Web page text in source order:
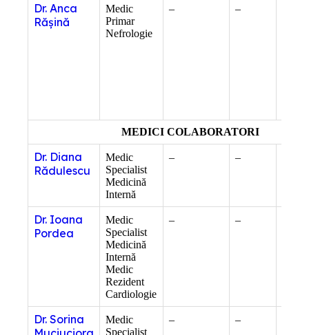
Dr. Anca
Rășină
Medic
Primar
Nefrologie
– –
MEDICI COLABORATORI
Dr. Diana
Rădulescu
Medic
Specialist
Medicină
Internă
– –
Dr. Ioana
Pordea
Medic
Specialist
Medicină
Internă
Medic
Rezident
Cardiologie
– –
Dr. Sorina
Medic
Specialist
– –